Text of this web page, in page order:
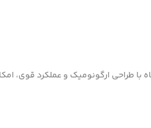
با طراحی ارگونومیک و عملکرد قوی،